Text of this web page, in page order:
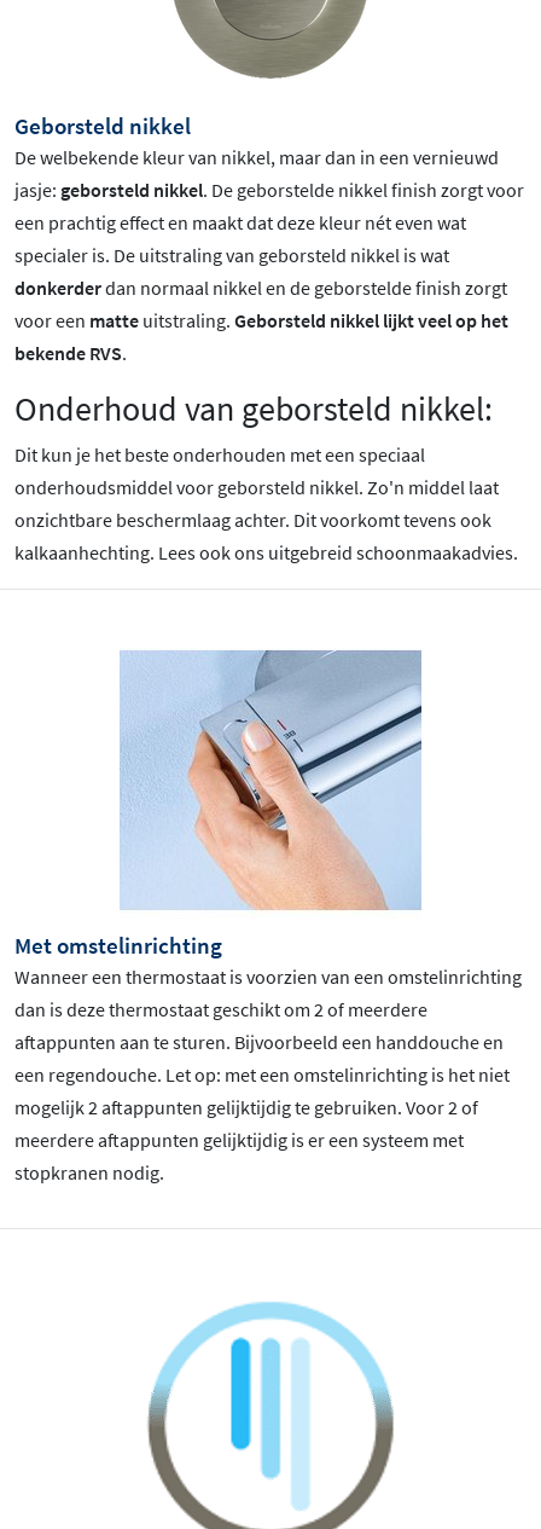
Geborsteld nikkel
De welbekende kleur van nikkel, maar dan in een vernieuwd
jasje: geborsteld nikkel. De geborstelde nikkel finish zorgt voor
een prachtig effect en maakt dat deze kleur nét even wat
specialer is. De uitstraling van geborsteld nikkel is wat
donkerderdan normaal nikkel en de geborstelde finish zorgt
voor een matte uitstraling. Geborsteld nikkel lijkt veel op het
bekende RVS.
Onderhoud van geborsteld nikkel:
Dit kun je het beste onderhouden met een speciaal
onderhoudsmiddel voor geborsteld nikkel. Zo'n middel laat
onzichtbare beschermlaag achter. Dit voorkomt tevens ook
kalkaanhechting. Lees ook ons uitgebreid schoonmaakadvies.
Met omstelinrichting
Wanneer een thermostaat is voorzien van een omstelinrichting
dan is deze thermostaat geschikt om 2 of meerdere
aftappunten aan te sturen. Bijvoorbeeld een handdouche en
een regendouche. Let op: met een omstelinrichting is het niet
mogelijk 2 aftappunten gelijktijdig te gebruiken. Voor 2 of
meerdere aftappunten gelijktijdig is er een systeem met
stopkranen nodig.